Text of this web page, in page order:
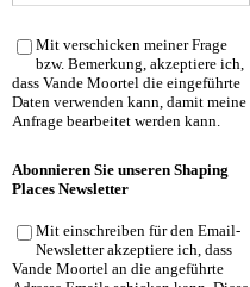
Mit verschicken meiner Frage
bzw. Bemerkung, akzeptiere ich,
dass Vande Moortel die eingeführte
Daten verwenden kann, damit meine
Anfrage bearbeitet werden kann.
Abonnieren Sie unseren Shaping
Places Newsletter
Mit einschreiben für den Email-
Newsletter akzeptiere ich, dass
Vande Moortel an die angeführte